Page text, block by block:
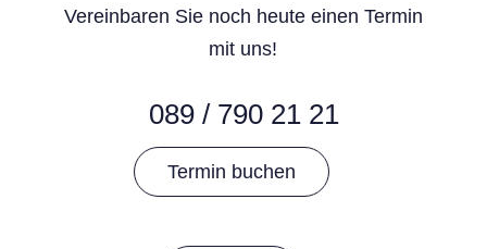
Vereinbaren Sie noch heute einen Termin
mit uns!
089 / 790 21 21
Termin buchen